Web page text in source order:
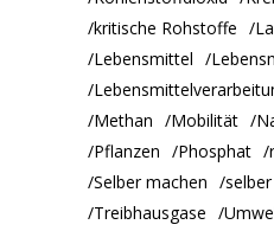
kritische Rohstoffe
Lebensmittel
Methan
Mobilität
Pflanzen
Phosphat
Selber machen
Treibhausgase